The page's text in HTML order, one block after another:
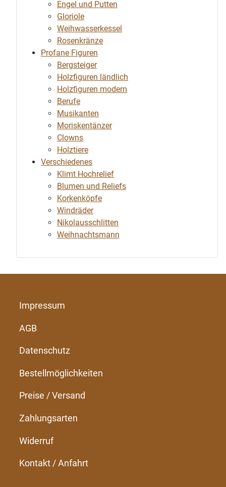
Engel und Putten
Gloriole
Weihwasserkessel
Rosenkränze
Profane Figuren
Bergsteiger
Holzfiguren ländlich
Holzfiguren modern
Berufe
Musikanten
Moriskentänzer
Clowns
Holztiere
Verschiedenes
Klimt Hochrelief
Blumen und Reliefs
Korkenköpfe
Windräder
Nikolausschlitten
Weihnachtsmann
Impressum
AGB
Datenschutz
Bestellmöglichkeiten
Preise / Versand
Zahlungsarten
Widerruf
Kontakt / Anfahrt